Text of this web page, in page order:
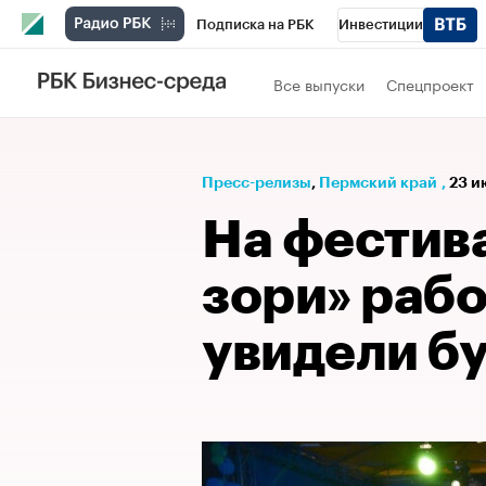
Подписка на РБК Инвестиции
Телеканал
Спецпроекты
Рынок наличной валюты
Все выпуски Спецпроект
Пресс-релизы⁠, Пермский край , 23
На
зори»
увидели